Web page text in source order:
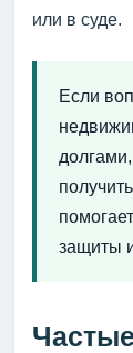
или в суде.
Если
защиты